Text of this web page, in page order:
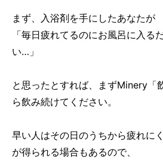
まず、入浴剤を手にしたあなたが
「毎日疲れてるのにお風呂に入る
い…」
と思ったとすれば、まずMinery「
ら飲み続けてください。
早い人はその日のうちから疲れに
が得られる場合もあるので、